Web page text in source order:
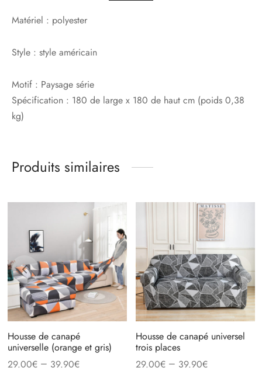
Matériel : polyester
Style : style américain
Motif : Paysage série
Spécification : 180 de large x 180 de haut cm (poids 0,38
kg)
Produits similaires
Housse de canapé
universelle (orange et gris)
29.00€– 39.90€
Housse de canapé universel
trois places
29.00€– 39.90€